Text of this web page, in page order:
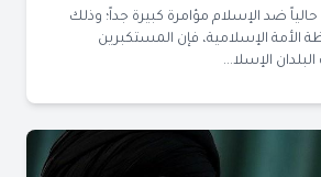
حالياً ضد الإسلام مؤامرة كبيرة جداً؛ وذلك
الإسلامية، فإن المستكبرين
الإسلا...